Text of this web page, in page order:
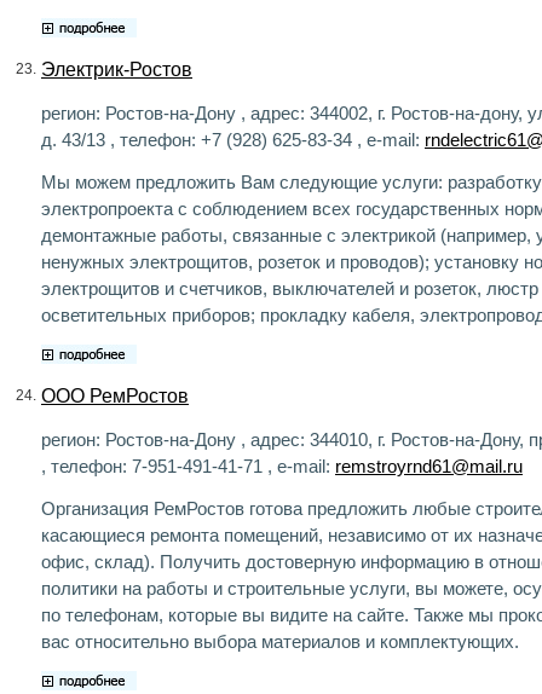
23. Электрик-Ростов
регион: Ростов-на-Дону , адрес: 344002, г. Ростов-на-дону,
д. 43/13 , телефон: +7 (928) 625-83-34 , e-mail:
Мы можем предложить Вам следующие услуги: разработку
электропроекта с соблюдением всех государственных
демонтажные работы, связанные с электрикой (например,
ненужных электрощитов, розеток и проводов); установку
электрощитов и счетчиков, выключателей и розеток, люстр
осветительных приборов; прокладку кабеля,
24. ООО РемРостов
регион: Ростов-на-Дону , адрес: 344010, г. Ростов-на-Дону,
, телефон: 7-951-491-41-71 , e-mail: remstroyrnd61@mail.ru
Организация РемРостов готова предложить любые
касающиеся ремонта помещений, независимо от их
офис, склад). Получить достоверную информацию в
политики на работы и строительные услуги, вы можете,
по телефонам, которые вы видите на сайте. Также мы
вас относительно выбора материалов и комплектующих.